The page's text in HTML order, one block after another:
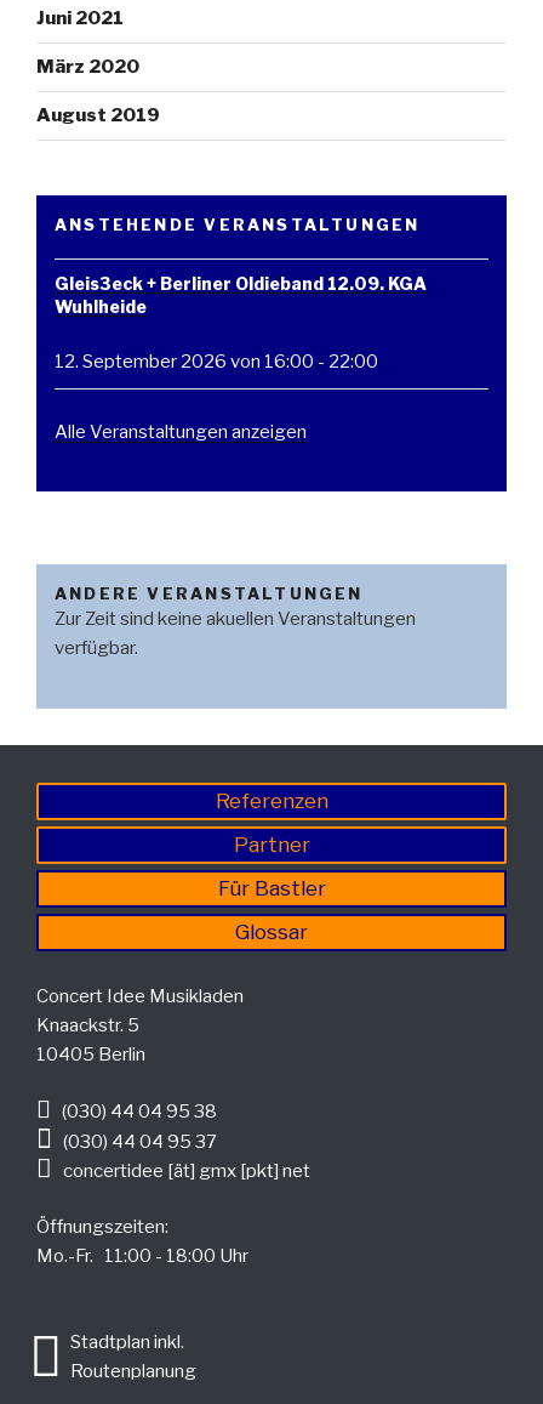
Juni 2021
März 2020
August 2019
ANSTEHENDE VERANSTALTUNGEN
Gleis3eck + Berliner Oldieband 12.09. KGA
Wuhlheide
12. September 2026 von 16:00 - 22:00
Alle Veranstaltungen anzeigen
ANDERE VERANSTALTUNGEN
Zur Zeit sind keine akuellen Veranstaltungen
verfügbar.
Referenzen
Partner
Für Bastler
Glossar
Concert Idee Musikladen
Knaackstr. 5
10405 Berlin
(030) 44 04 95 38
(030) 44 04 95 37
concertidee [ät] gmx [pkt] net
Öffnungszeiten:
Mo.-Fr. 11:00 - 18:00 Uhr
Stadtplan inkl.
Routenplanung